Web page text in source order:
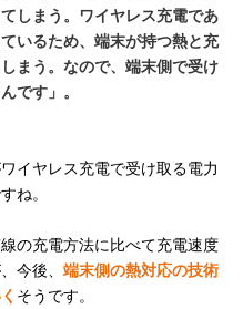
しまう。ワイヤレス充電であ
いるため、端末が持つ熱と充
まう。なので、端末側で受け
です」。
イヤレス充電で受け取る電力
ね。
の充電方法に比べて充電速度
今後、 端末側の熱対応の技術
そうです。